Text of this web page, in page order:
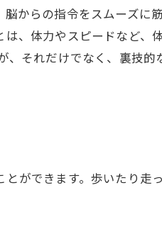
からの指令をスムーズに
、体力やスピードなど、
それだけでなく、裏技的
ができます。歩いたり走